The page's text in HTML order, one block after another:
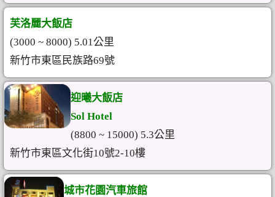
芙洛麗大飯店
(3000 ~ 8000) 5.01公里
新竹市東區民族路69號
迎曦大飯店
Sol Hotel
(8800 ~ 15000) 5.3公里
新竹市東區文化街10號2-10樓
城市花園汽車旅館